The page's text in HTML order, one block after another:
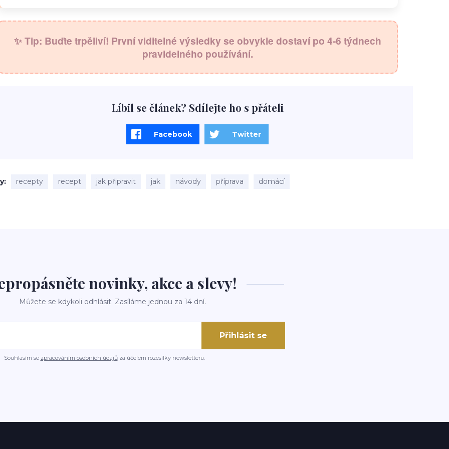
✨ Tip: Buďte trpěliví! První viditelné výsledky se obvykle dostaví po 4-6 týdnech
pravidelného používání.
Líbil se článek? Sdílejte ho s přáteli
Facebook Twitter
recepty recept jak připravit jak návody příprava domácí
novinky, akce a slevy!
Můžete se kdykoli odhlásit. Zasíláme jednou za 14 dní.
Přihlásit se
Souhlasím se zpracováním osobních údajůza účelem rozesílky newsletteru.